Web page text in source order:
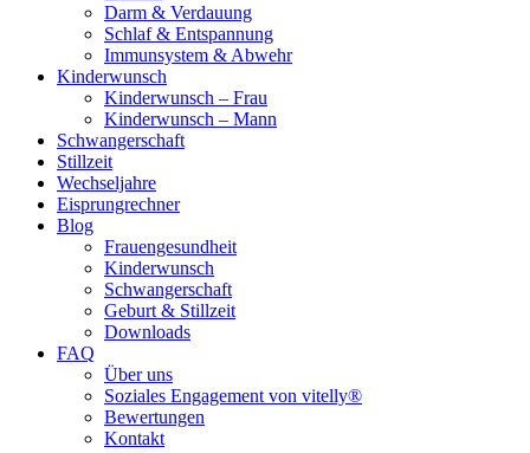
Darm & Verdauung
Schlaf & Entspannung
Immunsystem & Abwehr
Kinderwunsch
Kinderwunsch – Frau
Kinderwunsch – Mann
Schwangerschaft
Stillzeit
Wechseljahre
Eisprungrechner
Blog
Frauengesundheit
Kinderwunsch
Schwangerschaft
Geburt & Stillzeit
Downloads
FAQ
Über uns
Soziales Engagement von vitelly®
Bewertungen
Kontakt